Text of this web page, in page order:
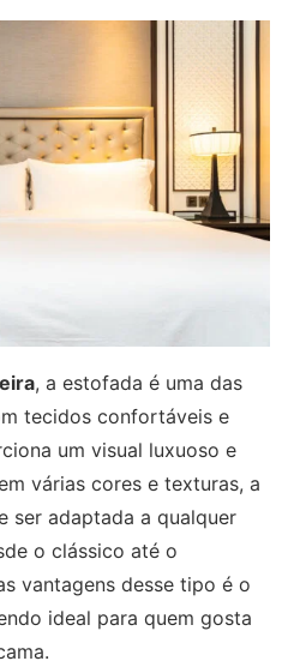
, a estofada é uma das
tecidos confortáveis e
um visual luxuoso e
várias cores e texturas, a
ser adaptada a qualquer
o clássico até o
vantagens desse tipo é o
ideal para quem gosta